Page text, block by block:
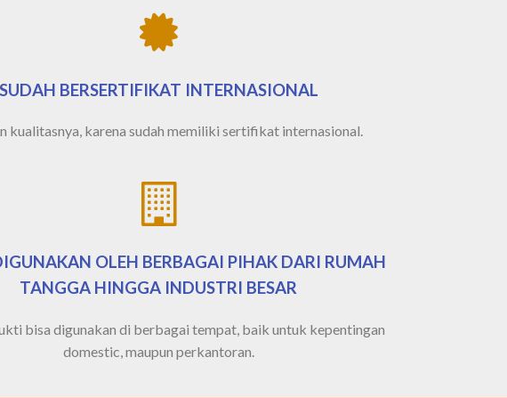
SUDAH BERSERTIFIKAT INTERNASIONAL
kualitasnya, karena sudah memiliki sertifikat internasional.
OLEH BERBAGAI PIHAK DARI RUMAH
TANGGA HINGGA INDUSTRI BESAR
bisa digunakan di berbagai tempat, baik untuk kepentingan
domestic, maupun perkantoran.